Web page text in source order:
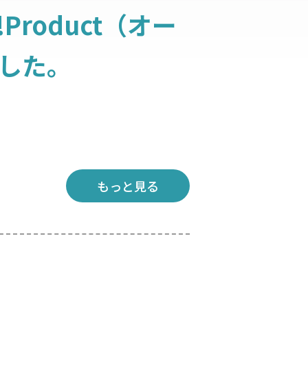
（オー
。
もっと見る